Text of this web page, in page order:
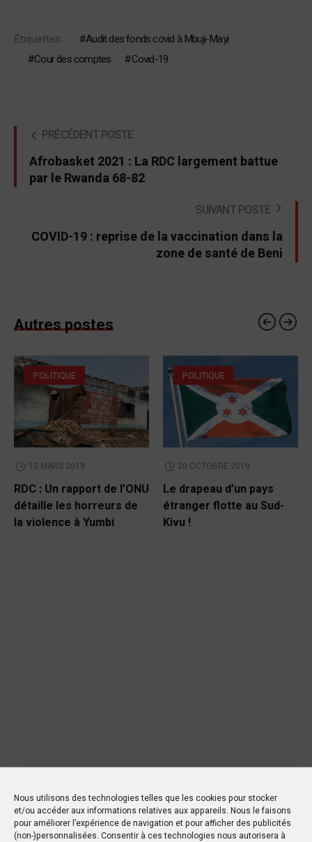
Nous utilisons des technologies telles que les cookies pour stocker
et/ou accéder aux informations relatives aux appareils. Nous le faisons
pour améliorer l’expérience de navigation et pour afficher des publicités
(non-)personnalisées. Consentir à ces technologies nous autorisera à
Étiquettes :
Audit des fonds covid à Mbuji-Mayi
Cour des comptes
Covid-19
PRÉCÉDENT POSTE
Afrobasket 2021 : La RDC largement battue
par le Rwanda 68-82
SUIVANT POSTE
COVID-19 : reprise de la vaccination dans la
zone de santé de Beni
Autres postes
POLITIQUE
15 MARS 2019
RDC : Un rapport de l’ONU
détaille les horreurs de
la violence à Yumbi
POLITIQUE
20 OCTOBRE 2019
Le drapeau d’un pays
étranger flotte au Sud-
Kivu !